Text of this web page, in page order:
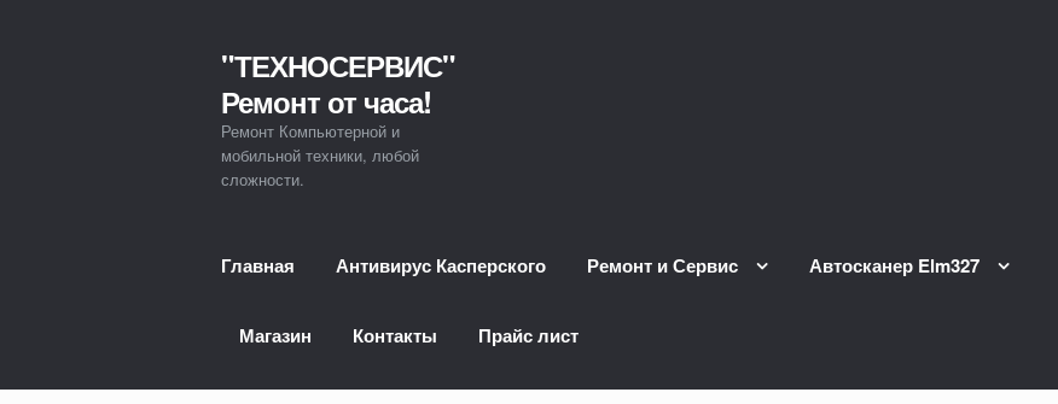
Перейти к навигации
Перейти к содержимому
"ТЕХНОСЕРВИС"
Ремонт от часа!
Ремонт Компьютерной и
мобильной техники, любой
сложности.
Главная Антивирус Касперского Ремонт и Сервис Автосканер Elm327
Магазин Контакты Прайс лист